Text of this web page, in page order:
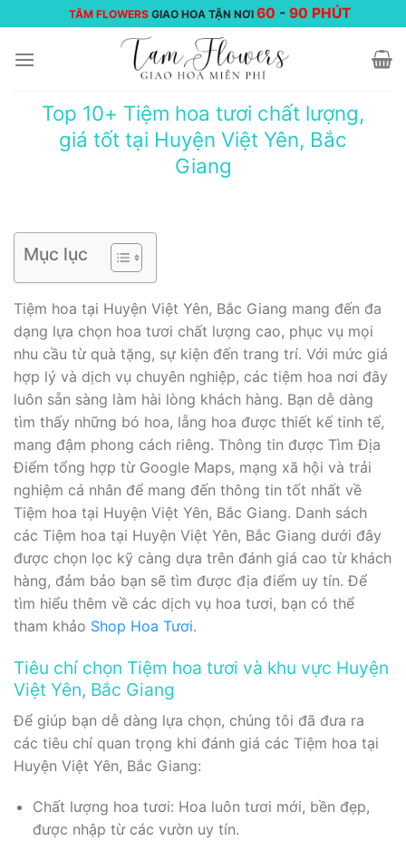
đến
nội
TÂM FLOWERS GIAO HOA TẬN NƠI 60 -90 PHÚT
Top 10+ Tiệm hoa tươi chất lượng,
giá tốt tại Huyện Việt Yên, Bắc
Giang
Mục lục
Tiệm hoa tại Huyện Việt Yên, Bắc Giang mang đến đa
dạng lựa chọn hoa tươi chất lượng cao, phục vụ mọi
nhu cầu từ quà tặng, sự kiện đến trang trí. Với mức giá
hợp lý và dịch vụ chuyên nghiệp, các tiệm hoa nơi đây
luôn sẵn sàng làm hài lòng khách hàng. Bạn dễ dàng
tìm thấy những bó hoa, lẵng hoa được thiết kế tinh tế,
mang đậm phong cách riêng. Thông tin được Tìm Địa
Điểm tổng hợp từ Google Maps, mạng xã hội và trải
nghiệm cá nhân để mang đến thông tin tốt nhất về
Tiệm hoa tại Huyện Việt Yên, Bắc Giang. Danh sách
các Tiệm hoa tại Huyện Việt Yên, Bắc Giang dưới đây
được chọn lọc kỹ càng dựa trên đánh giá cao từ khách
hàng, đảm bảo bạn sẽ tìm được địa điểm uy tín. Để
tìm hiểu thêm về các dịch vụ hoa tươi, bạn có thể
tham khảo Shop Hoa Tươi.
Tiêu chí chọn Tiệm hoa tươi và khu vực Huyện
Việt Yên, Bắc Giang
Để giúp bạn dễ dàng lựa chọn, chúng tôi đã đưa ra
các tiêu chí quan trọng khi đánh giá các Tiệm hoa tại
Huyện Việt Yên, Bắc Giang:
Chất lượng hoa tươi: Hoa luôn tươi mới, bền đẹp,
được nhập từ các vườn uy tín.